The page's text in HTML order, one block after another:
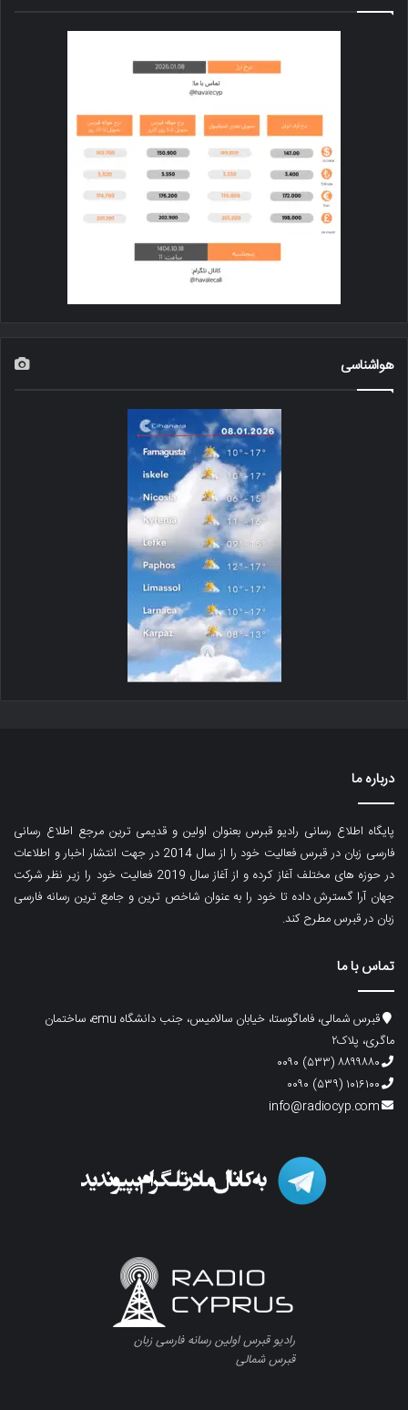
هواشناسی
درباره ما
پایگاه اطلاع رسانی رادیو قبرس بعنوان اولین و قدیمی ترین مرجع اطلاع رسانی
فارسی زبان در قبرس فعالیت خود را از سال 2014 در جهت انتشار اخبار و اطلاعات
در حوزه های مختلف آغاز کرده و از آغاز سال 2019 فعالیت خود را زیر نظر شرکت
جهان آرا گسترش داده تا خود را به عنوان شاخص ترین و جامع ترین رسانه فارسی
زبان در قبرس مطرح کند.
تماس با ما
قبرس شمالی، فاماگوستا، خیابان سالامیس، جنب دانشگاه emu، ساختمان
ماگری، پلاک۲
۸۸۹۹۸۸۰ (۵۳۳) ۰۰۹۰
۱۰۱۶۱۰۰ (۵۳۹) ۰۰۹۰
info@radiocyp.com
رادیو قبرس اولین رسانه فارسی زبان
قبرس شمالی